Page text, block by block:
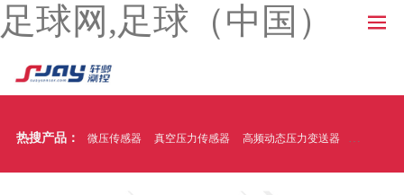
足球网,足球（中国）
热搜产品： 微压传感器 真空压力传感器 高频动态压力变送器 温压一体